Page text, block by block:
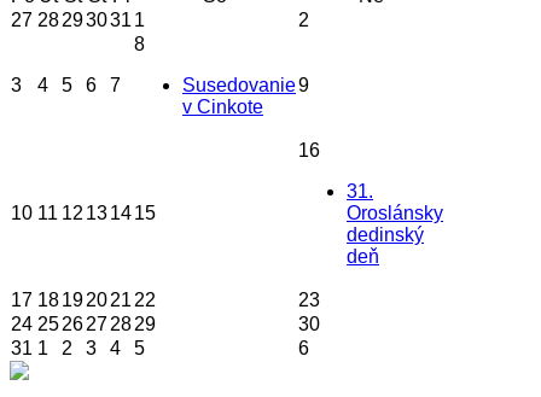
27 28293031 1 2
3 4 5 6 7
8
Susedovanie
v Cinkote
9
10 11 12 131415
16
31.
Oroslánsky
dedinský
deň
17 18192021 22
23
24 2526272829
30
31 1 2 3 4 5 6